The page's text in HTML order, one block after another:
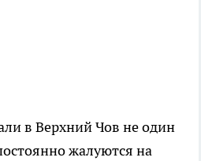
в Верхний Чов не один
жалуются на